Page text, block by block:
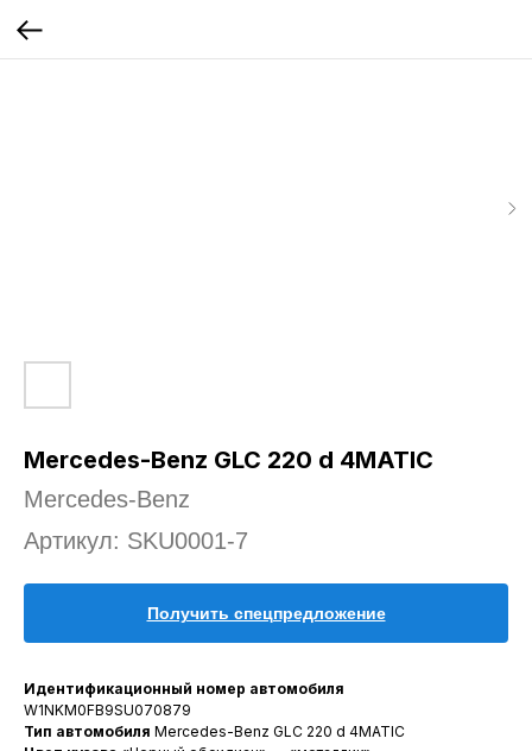
Mercedes-Benz GLC 220 d 4MATIC
Mercedes-Benz
Артикул: SKU0001-7
Получить спецпредложение
Идентификационный номер автомобиля
W1NKM0FB9SU070879
Тип автомобиля Mercedes-Benz GLC 220 d 4MATIC